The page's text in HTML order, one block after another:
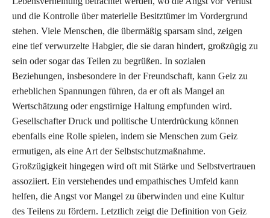
und die Kontrolle über materielle Besitztümer im Vordergrund
stehen. Viele Menschen, die übermäßig sparsam sind, zeigen
eine tief verwurzelte Habgier, die sie daran hindert, großzügig zu
sein oder sogar das Teilen zu begrüßen. In sozialen
Beziehungen, insbesondere in der Freundschaft, kann Geiz zu
erheblichen Spannungen führen, da er oft als Mangel an
Wertschätzung oder engstirnige Haltung empfunden wird.
Gesellschafter Druck und politische Unterdrückung können
ebenfalls eine Rolle spielen, indem sie Menschen zum Geiz
ermutigen, als eine Art der Selbstschutzmaßnahme.
Großzügigkeit hingegen wird oft mit Stärke und Selbstvertrauen
assoziiert. Ein verstehendes und empathisches Umfeld kann
helfen, die Angst vor Mangel zu überwinden und eine Kultur
des Teilens zu fördern. Letztlich zeigt die Definition von Geiz